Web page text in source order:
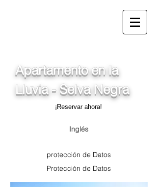
¡Reservar ahora!
Apartamento en la
Lluvia - Selva Negra
Inglés
protección de Datos
Protección de Datos